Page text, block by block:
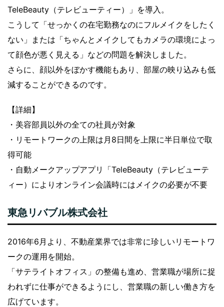
TeleBeauty（テレビューティー）」を導入。
こうして「せっかくの在宅勤務なのにフルメイクをしたく
ない」または「ちゃんとメイクしてもカメラの環境によっ
て顔色が悪く見える」などの問題を解決しました。
さらに、顔以外をぼかす機能もあり、部屋の映り込みも低
減することができるのです。
【詳細】
・美容部員以外の全ての社員が対象
・リモートワークの上限は月8日間を上限に半日単位で取
得可能
・自動メークアップアプリ「TeleBeauty（テレビューテ
ィー）によりオンライン会議時にはメイクの必要が不要
東急リバブル株式会社
2016年6月より、不動産業界では非常に珍しいリモートワ
ークの運用を開始。
「サテライトオフィス」の整備も進め、営業職が場所に捉
われずに仕事ができるようにし、営業職の新しい働き方を
広げています。